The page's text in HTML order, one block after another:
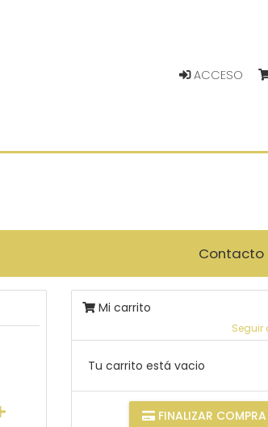
ACCESO
Contacto
Mi carrito
Tu carrito está vacio
FINALIZAR COMPRA